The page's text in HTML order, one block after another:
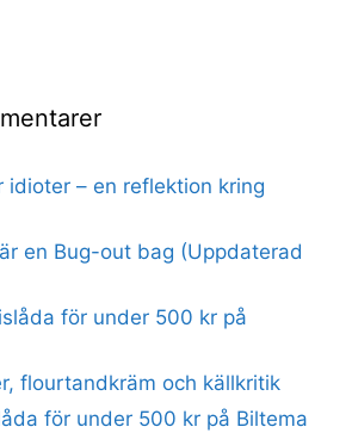
idioter – en reflektion kring
en Bug-out bag (Uppdaterad
för under 500 kr på
flourtandkräm och källkritik
för under 500 kr på Biltema